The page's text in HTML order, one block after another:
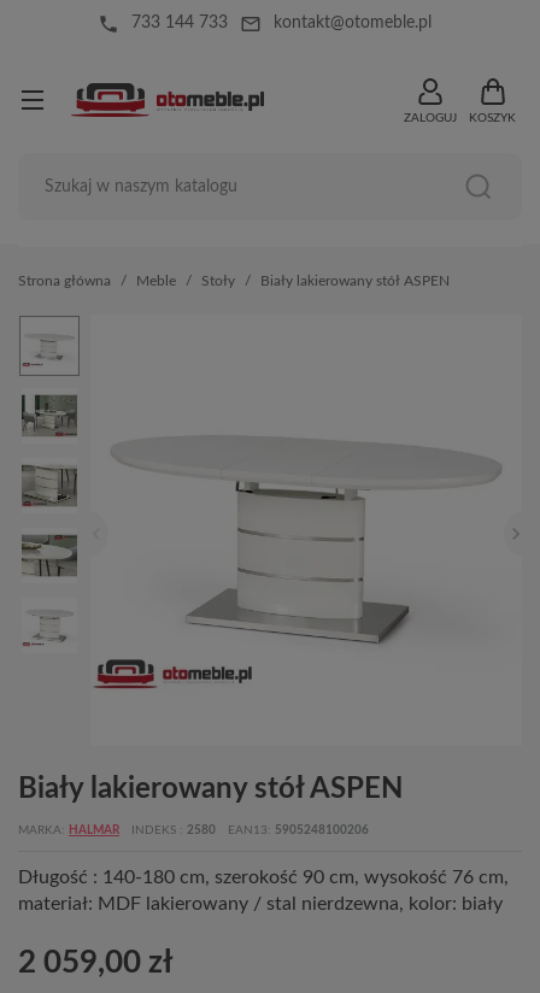
local_phone 733 144 733 mail_outline kontakt@otomeble.pl
ZALOGUJ KOSZYK
Strona główna Meble Stoły Biały lakierowany stół ASPEN
Biały lakierowany stół ASPEN
MARKA HALMAR INDEKS 2580 EAN13 5905248100206
Długość : 140-180 cm, szerokość 90 cm, wysokość 76 cm,
materiał: MDF lakierowany / stal nierdzewna, kolor: biały
2 059,00 zł